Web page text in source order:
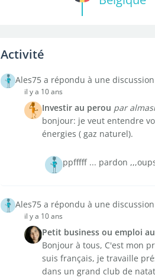
Activité
Ales75 a répondu à une discussion
il y a 10 ans
Investir au perou par
bonjour: je veut entendre
énergies ( gaz naturel).
ppfffff ... pardon
Ales75 a répondu à une discussion
il y a 10 ans
Petit business ou emploi
Bonjour à tous, C'est mon
suis français, je travaille
dans un grand club de